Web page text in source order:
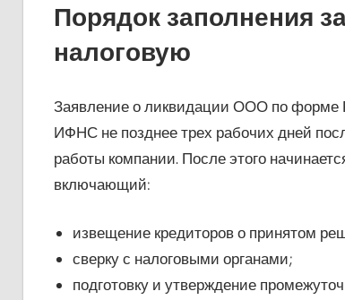
Порядок заполнения
налоговую
Заявление о ликвидации ООО по форме
ИФНС не позднее трех рабочих дней
работы компании. После этого
включающий:
извещение кредиторов о принятом
сверку с налоговыми органами;
подготовку и утверждение